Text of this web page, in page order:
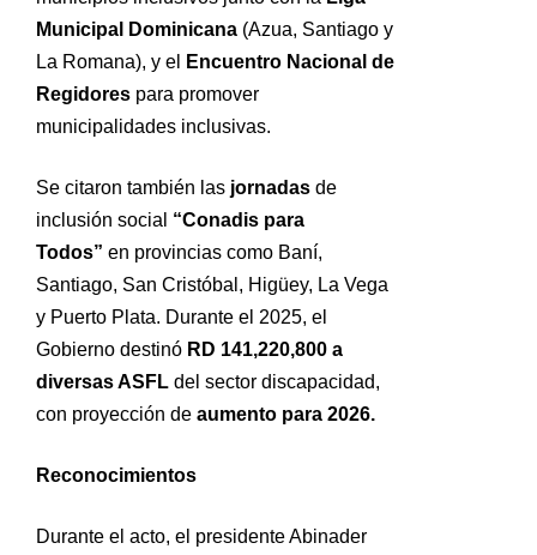
Municipal Dominicana (Azua, Santiago y
La Romana), y el
Encuentro Nacional de
Regidores para promover
municipalidades inclusivas.
Se citaron también las jornadas de
inclusión social “Conadis para
Todos” en provincias como Baní,
Santiago, San Cristóbal, Higüey, La Vega
y Puerto Plata. Durante el 2025, el
Gobierno destinó RD 141,220,800 a
diversas ASFL del sector discapacidad,
con proyección de aumento para 2026.
Reconocimientos
Durante el acto, el presidente Abinader